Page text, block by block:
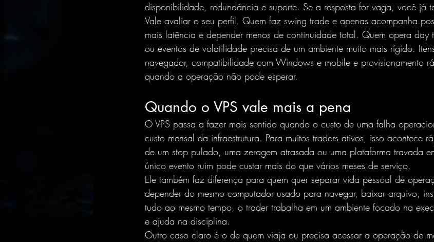
disponibilidade, redundância e suporte. Se a resposta for vaga, você já
Vale avaliar o seu perfil. Quem faz swing trade e apenas acompanha
mais latência e depender menos de continuidade total. Quem opera day
ou eventos de volatilidade precisa de um ambiente muito mais rígido.
navegador, compatibilidade com Windows e mobile e provisionamento
quando a operação não pode esperar.
Quando o VPS vale mais a pena
O VPS passa a fazer mais sentido quando o custo de uma falha
custo mensal da infraestrutura. Para muitos traders ativos, isso acontece
de um stop pulado, uma zeragem atrasada ou uma plataforma travada
único evento ruim pode custar mais do que vários meses de serviço.
Ele também faz diferença para quem quer separar vida pessoal de
depender do mesmo computador usado para navegar, baixar arquivo,
tudo ao mesmo tempo, o trader trabalha em um ambiente focado na
e ajuda na disciplina.
Outro caso claro é o de quem viaja ou precisa acessar a operação de